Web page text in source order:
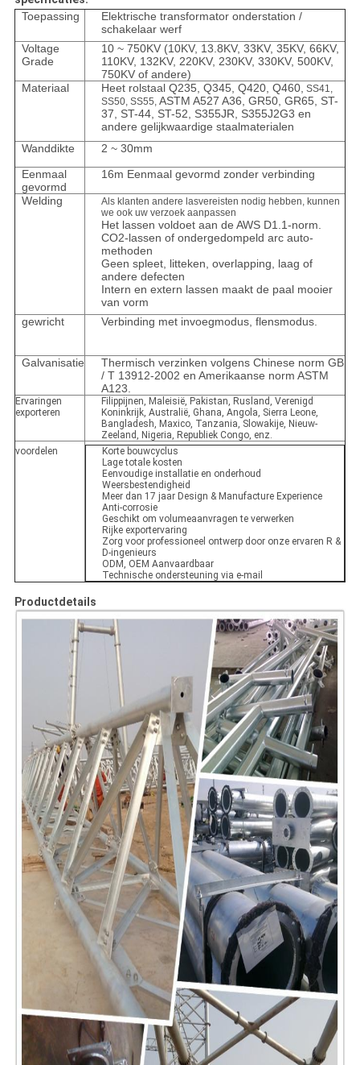
Toepassing
Elektrische transformator onderstation /
schakelaar werf
Voltage
Grade
10 ~ 750KV (10KV, 13.8KV, 33KV, 35KV, 66KV,
110KV, 132KV, 220KV, 230KV, 330KV, 500KV,
750KV of andere)
Materiaal
Heet rolstaal Q235, Q345, Q420, Q460, SS41,
SS50, SS55, ASTM A527 A36, GR50, GR65, ST-
37, ST-44, ST-52, S355JR, S355J2G3 en
andere gelijkwaardige staalmaterialen
Wanddikte
2 ~ 30mm
Eenmaal
gevormd
16m Eenmaal gevormd zonder verbinding
Welding
Als klanten andere lasvereisten nodig hebben, kunnen
we ook uw verzoek aanpassen
Het lassen voldoet aan de AWS D1.1-norm.
CO2-lassen of ondergedompeld arc auto-
methoden
Geen spleet, litteken, overlapping, laag of
andere defecten
Intern en extern lassen maakt de paal mooier
van vorm
gewricht
Verbinding met invoegmodus, flensmodus.
Galvanisatie
Thermisch verzinken volgens Chinese norm GB
/ T 13912-2002 en Amerikaanse norm ASTM
A123.
Ervaringen
exporteren
Filippijnen, Maleisië, Pakistan, Rusland, Verenigd
Koninkrijk, Australië, Ghana, Angola, Sierra Leone,
Bangladesh, Maxico, Tanzania, Slowakije, Nieuw-
Zeeland, Nigeria, Republiek Congo, enz.
voordelen
Korte bouwcyclus
Lage totale kosten
Eenvoudige installatie en onderhoud
Weersbestendigheid
Meer dan 17 jaar Design & Manufacture Experience
Anti-corrosie
Geschikt om volumeaanvragen te verwerken
Rijke exportervaring
Zorg voor professioneel ontwerp door onze ervaren R &
D-ingenieurs
ODM, OEM Aanvaardbaar
Technische ondersteuning via e-mail
Productdetails